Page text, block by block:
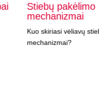
pakėlimo
vėliavų stiebų pakėlimo